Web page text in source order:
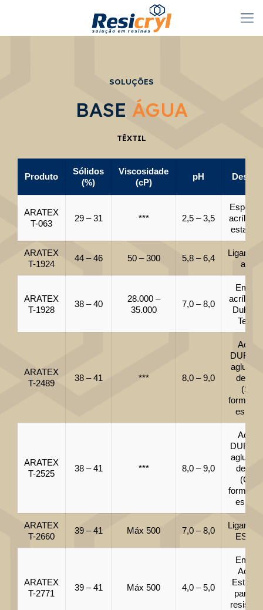
SOLUÇÕES
BASE ÁGUA
TÊXTIL
Produto
Sólidos
(%)
Viscosidade
(cP)
pH
ARATEX
T-063
29 – 31 *** 2,5 – 3,5
acrílico
ARATEX
T-1924
44 – 46 50 – 300 5,8 – 6,4
Ligante
ao
ARATEX
T-1928
38 – 40
28.000 –
35.000
7,0 – 8,0
acrílica
ARATEX
T-2489
38 – 41 *** 8,0 – 9,0
DURA
de
(SEM
ARATEX
T-2525
38 – 41 *** 8,0 – 9,0
DURA
de
ARATEX
T-2660
39 – 41 Máx 500 7,0 – 8,0
Ligante
ARATEX
T-2771
39 – 41 Máx 500 4,0 – 5,0
para